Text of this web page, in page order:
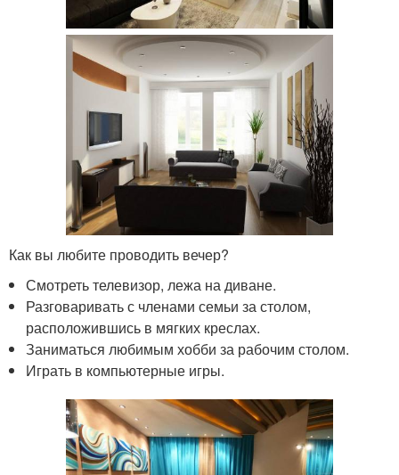
Как вы любите проводить вечер?
Смотреть телевизор, лежа на диване.
Разговаривать с членами семьи за столом,
расположившись в мягких креслах.
Заниматься любимым хобби за рабочим столом.
Играть в компьютерные игры.